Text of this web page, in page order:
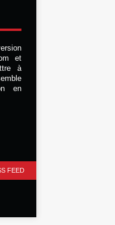
et
à
en
FEED